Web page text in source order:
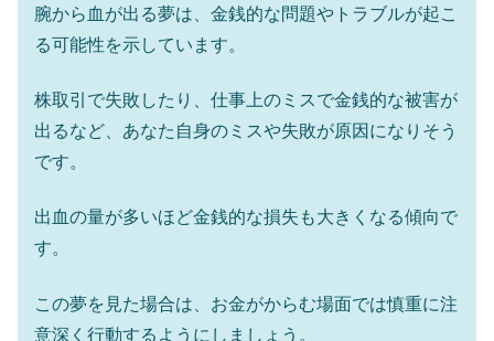
腕から血が出る夢は、金銭的な問題やトラブルが起こ
る可能性を示しています。
株取引で失敗したり、仕事上のミスで金銭的な被害が
出るなど、あなた自身のミスや失敗が原因になりそう
です。
出血の量が多いほど金銭的な損失も大きくなる傾向で
す。
この夢を見た場合は、お金がからむ場面では慎重に注
意深く行動するようにしましょう。